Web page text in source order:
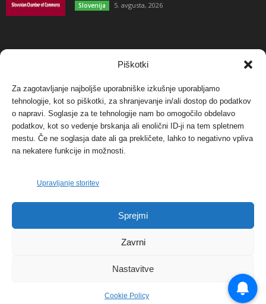
Piškotki
Za zagotavljanje najboljše uporabniške izkušnje uporabljamo
tehnologije, kot so piškotki, za shranjevanje in/ali dostop do podatkov
o napravi. Soglasje za te tehnologije nam bo omogočilo obdelavo
podatkov, kot so vedenje brskanja ali enolični ID-ji na tem spletnem
mestu. Če ne soglasja date ali ga prekličete, lahko to negativno vpliva
na nekatere funkcije in možnosti.
Upravljanje storitev
Sprejmi
Zavrni
Nastavitve
Cookie Policy
Slovenija 5. avgusta, 2026
NAJBOLJ KOMENTIRANO
Protest proti vetrnim elektrarnam na Ojstrici, v
svetu pa vedno bolj...
Dogodki 12. maja, 2017
Tožilstvo v Celovcu v korist elektrarnam
Verbund
FOTO: Razstava cvetličarskega mojstra Andreja
Dogodki 27. novembra, 2017
© 2026 | eKoroška.si